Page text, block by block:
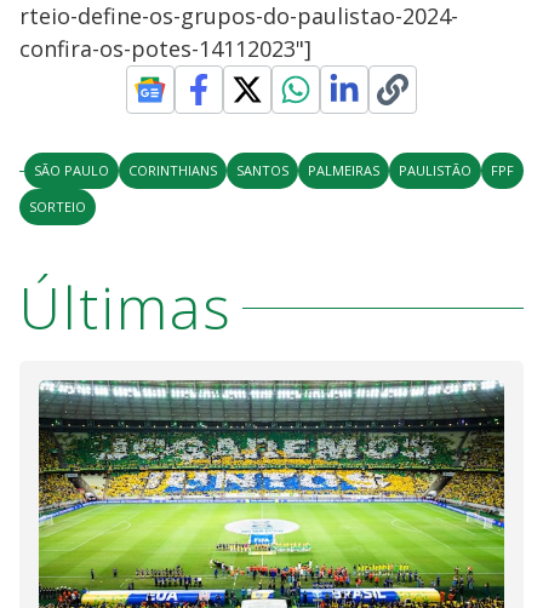
rteio-define-os-grupos-do-paulistao-2024-
confira-os-potes-14112023"]
SÃO PAULO CORINTHIANS SANTOS PALMEIRAS PAULISTÃO
FPF
SORTEIO
Últimas